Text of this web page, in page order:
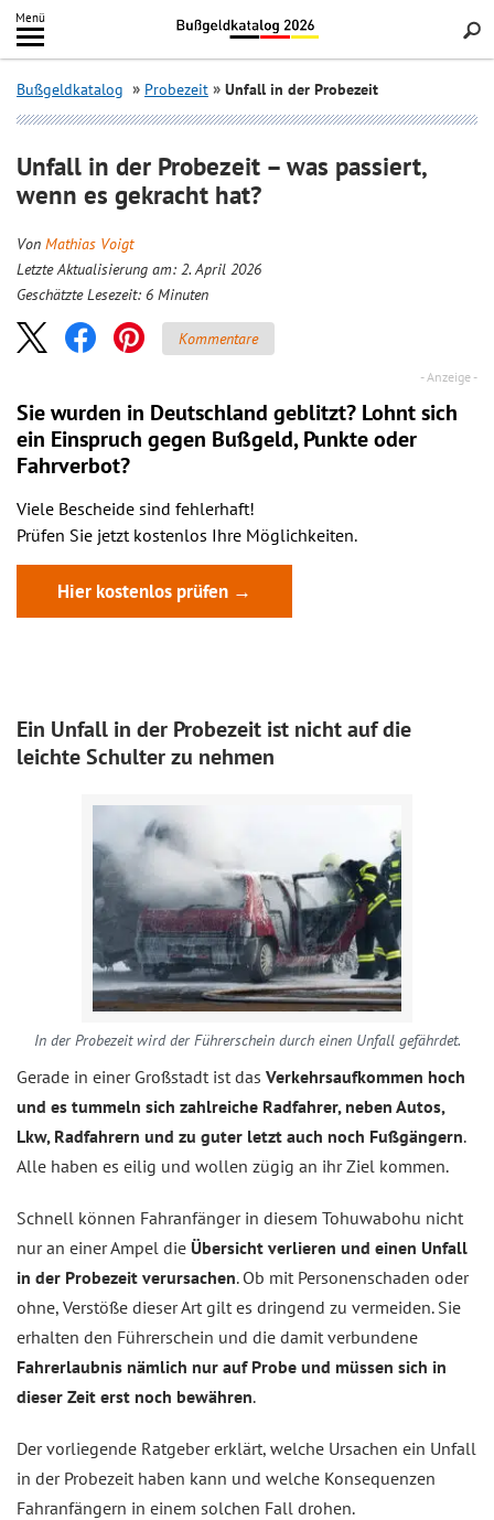
Inhalt
springen
Menü
Search
Bußgeldkatalog Probezeit Unfall in der Probezeit
Unfall in der Probezeit – was passiert,
wenn es gekracht hat?
Von Mathias Voigt
Letzte Aktualisierung am: 2. April 2026
Geschätzte Lesezeit: 6 Minuten
Kommentare
Sie wurden in Deutschland geblitzt? Lohnt sich
ein Einspruch gegen Bußgeld, Punkte oder
Fahrverbot?
Viele Bescheide sind fehlerhaft!
Prüfen Sie jetzt kostenlos Ihre Möglichkeiten.
Hier kostenlos prüfen →
Ein Unfall in der Probezeit ist nicht auf die
leichte Schulter zu nehmen
In der Probezeit wird der Führerschein durch einen Unfall gefährdet.
Gerade in einer Großstadt ist das Verkehrsaufkommen hoch
und es tummeln sich zahlreiche Radfahrer, neben Autos,
Lkw, Radfahrern und zu guter letzt auch noch Fußgängern.
Alle haben es eilig und wollen zügig an ihr Ziel kommen.
Schnell können Fahranfänger in diesem Tohuwabohu nicht
nur an einer Ampel die Übersicht verlieren und einen Unfall
in der Probezeit verursachen. Ob mit Personenschaden oder
ohne, Verstöße dieser Art gilt es dringend zu vermeiden. Sie
erhalten den Führerschein und die damit verbundene
Fahrerlaubnis nämlich nur auf Probe und müssen sich in
dieser Zeit erst noch bewähren.
Der vorliegende Ratgeber erklärt, welche Ursachen ein Unfall
in der Probezeit haben kann und welche Konsequenzen
Fahranfängern in einem solchen Fall drohen.